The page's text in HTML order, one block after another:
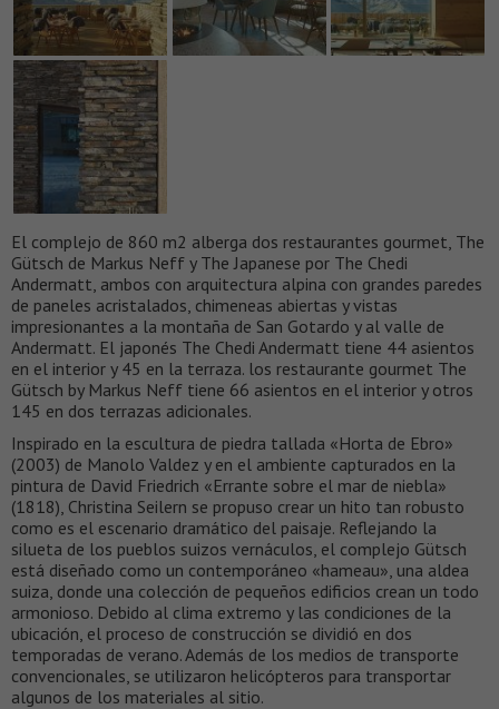
El complejo de 860 m2 alberga dos restaurantes gourmet, The
Gütsch de Markus Neff y The Japanese por The Chedi
Andermatt, ambos con arquitectura alpina con grandes paredes
de paneles acristalados, chimeneas abiertas y vistas
impresionantes a la montaña de San Gotardo y al valle de
Andermatt. El japonés The Chedi Andermatt tiene 44 asientos
en el interior y 45 en la terraza. los restaurante gourmet The
Gütsch by Markus Neff tiene 66 asientos en el interior y otros
145 en dos terrazas adicionales.
Inspirado en la escultura de piedra tallada «Horta de Ebro»
(2003) de Manolo Valdez y en el ambiente capturados en la
pintura de David Friedrich «Errante sobre el mar de niebla»
(1818), Christina Seilern se propuso crear un hito tan robusto
como es el escenario dramático del paisaje. Reflejando la
silueta de los pueblos suizos vernáculos, el complejo Gütsch
está diseñado como un contemporáneo «hameau», una aldea
suiza, donde una colección de pequeños edificios crean un todo
armonioso. Debido al clima extremo y las condiciones de la
ubicación, el proceso de construcción se dividió en dos
temporadas de verano. Además de los medios de transporte
convencionales, se utilizaron helicópteros para transportar
algunos de los materiales al sitio.